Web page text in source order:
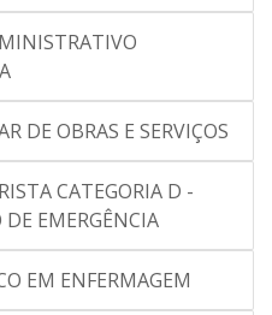
DE OBRAS E SERVIÇOS
CATEGORIA D -
EMERGÊNCIA
EM ENFERMAGEM